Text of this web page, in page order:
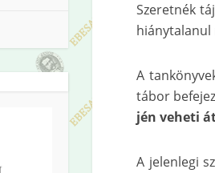
Szeretnék
hiánytalanul
A
tábor
jén veheti
A jelenlegi